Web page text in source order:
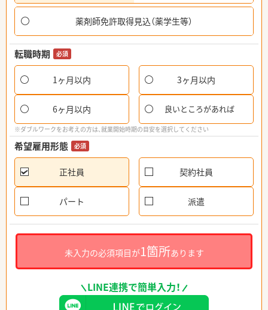
薬剤師免許取得見込（薬学生等）
転職時期 必須
1ヶ月以内 3ヶ月以内
6ヶ月以内 良いところがあれば
※ダブルワークをお考えの方は、就業開始時期の目安を選択してください
希望雇用形態 必須
正社員 契約社員
パート 派遣
未入力の必須項目が1箇所あります
LINE連携で簡単入力！